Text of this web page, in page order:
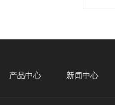
产品中心 新闻中心